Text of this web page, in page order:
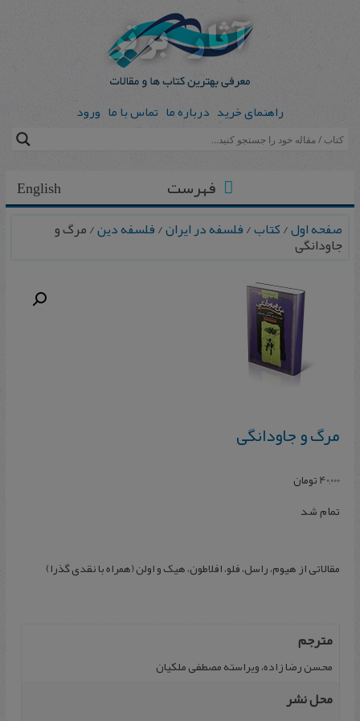
راهنمای خرید درباره ما تماس با ما ورود
English فهرست
صفحه اول/کتاب/فلسفه در ایران/فلسفه دین/ مرگ‌ و
جاودانگی‌
مرگ‌ و جاودانگی‌
40,000تومان
تمام شد
مقالاتی‌ از هیوم‌، راسل‌، فلو، افلاطون‌، هیک‌ و اولن‌ (همراه‌ با نقدی‌ گذرا)
مترجم
محسن‌ رضا زاده، ویراسته مصطفی‌ ملکیان
محل نشر